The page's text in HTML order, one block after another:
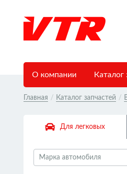
О компании Каталог
Главная / Каталог запчастей /
Для легковых
Марка автомобиля